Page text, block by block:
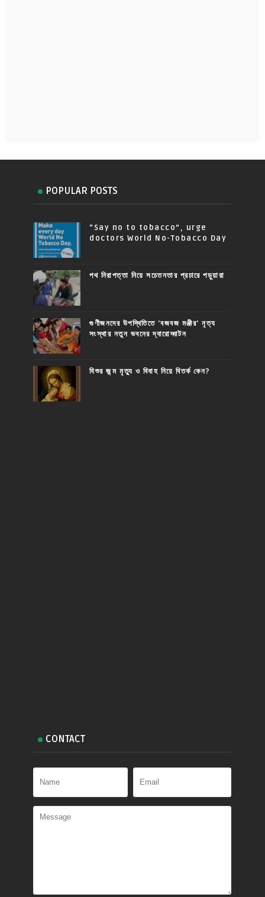
POPULAR POSTS
“Say no to tobacco”, urge
doctors World No-Tobacco Day
পথ নিরাপত্তা নিয়ে সচেতনতার প্রচারে পড়ুয়ারা
গুণীজনদের উপস্থিতিতে 'বজবজ মঞ্জীর' নৃত্য
সংস্থার নতুন ভবনের দ্বারোদ্ঘাটন
যিশুর জন্ম মৃত্যু ও বিবাহ নিয়ে বিতর্ক কেন?
CONTACT